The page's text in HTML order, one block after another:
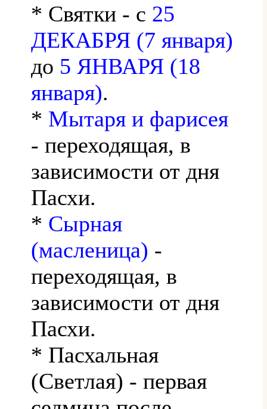
* Святки - с 25
ДЕКАБРЯ (7 января)
до 5 ЯНВАРЯ (18
января).
* Мытаря и фарисея
- переходящая, в
зависимости от дня
Пасхи.
* Сырная
(масленица) -
переходящая, в
зависимости от дня
Пасхи.
* Пасхальная
(Светлая) - первая